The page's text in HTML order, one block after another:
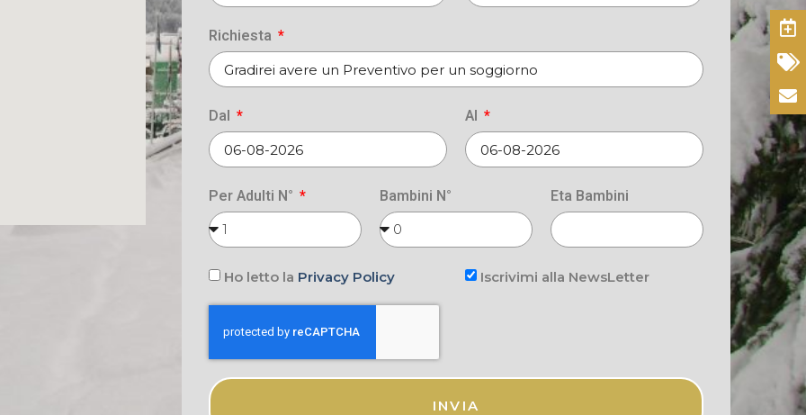
Prenota
Promozioni
Contatti
Richiesta
Dal Al
Per Adulti N° Bambini N° Eta Bambini
Ho letto la Privacy Policy Iscrivimi alla NewsLetter
INVIA